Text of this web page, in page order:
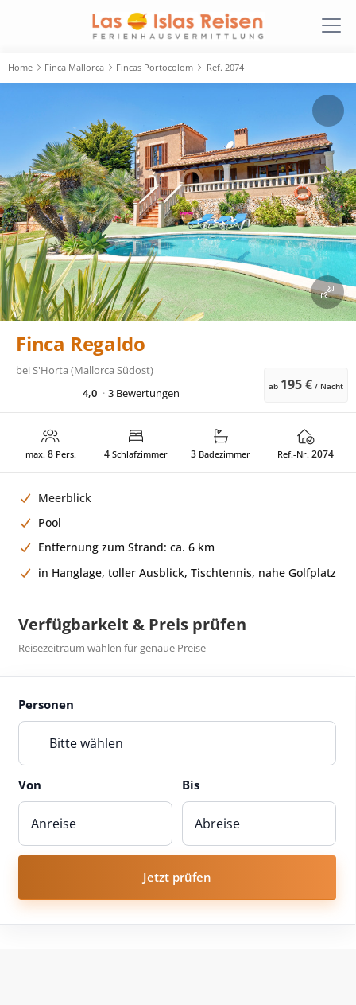
Home Finca Mallorca Fincas Portocolom Ref. 2074
Finca Regaldo
beiS'Horta (Mallorca Südost)
4,0
3 Bewertungen ab 195 € / Nacht
max. 8Pers. 4Schlafzimmer 3 Badezimmer Ref.-Nr. 2074
Meerblick
Pool
Entfernung zum Strand: ca. 6 km
in Hanglage, toller Ausblick, Tischtennis, nahe Golfplatz
Verfügbarkeit & Preis prüfen
Reisezeitraum wählen für genaue Preise
Personen
Bitte wählen
Von Bis
Jetzt prüfen